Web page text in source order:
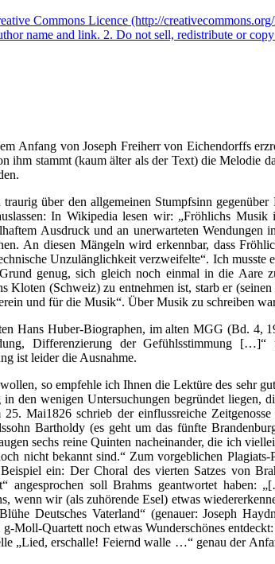
Anfang von Joseph Freiherr von Eichendorffs
stammt (kaum älter als der Text) die Melodie
über den allgemeinen Stumpfsinn
In Wikipedia lesen wir: „Fröhlichs
Ausdruck und an unerwarteten Wendungen
An diesen Mängeln wird erkennbar, dass
Unzulänglichkeit verzweifelte“. Ich
genug, sich gleich noch einmal in die Aare
Kloten (Schweiz) zu entnehmen ist, starb er
und für die Musik“. Über Musik zu schreiben
Hans Huber-Biographen, im alten MGG (Bd.
Differenzierung der Gefühlsstimmung
ist leider die Ausnahme.
so empfehle ich Ihnen die Lektüre des sehr
den wenigen Untersuchungen begründet
Mai1826 schrieb der einflussreiche
Bartholdy (es geht um das fünfte
sechs reine Quinten nacheinander, die ich
nicht bekannt sind.“ Zum vorgeblichen
ein: Der Choral des vierten Satzes von
angesprochen soll Brahms geantwortet
wenn wir (als zuhörende Esel) etwas
Deutsches Vaterland“ (genauer: Joseph
Moll-Quartett noch etwas Wunderschönes
„Lied, erschalle! Feiernd walle …“ genau der